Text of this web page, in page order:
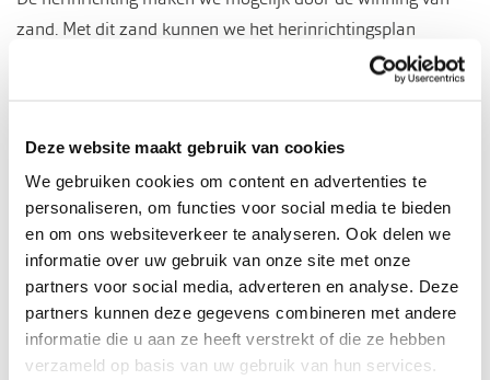
Deze website maakt gebruik van cookies
We gebruiken cookies om content en advertenties te
personaliseren, om functies voor social media te bieden
en om ons websiteverkeer te analyseren. Ook delen we
informatie over uw gebruik van onze site met onze
partners voor social media, adverteren en analyse. Deze
partners kunnen deze gegevens combineren met andere
informatie die u aan ze heeft verstrekt of die ze hebben
verzameld op basis van uw gebruik van hun services.
zand. Met dit zand kunnen we het herinrichtingsplan
realiseren en financieren en kunnen we tegelijkertijd de
bouwsector van essentiële grondstoffen voorzien. Het
van wegen en de bouw van huizen. De zandwinning duurt
zes tot acht jaar.
Downloads
Uitgebreide informatie over het werk vind je in de
nieuwsbrieven en nieuwsflitsen die je hieronder kunt
bekijken.